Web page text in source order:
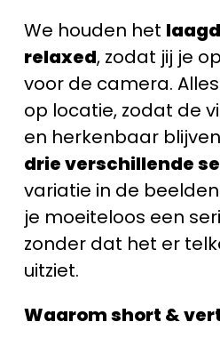
We houden het
relaxed, zodat jij je
voor de camera.
op locatie, zodat de
en herkenbaar
drie verschillende
variatie in de
je moeiteloos een
zonder dat het er
uitziet.
Waarom short &